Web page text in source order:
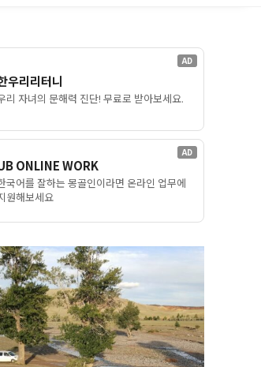
AD
우리리터니
리 자녀의 문해력 진단! 무료로 받아보세요.
AD
ONLINE WORK
국어를 잘하는 몽골인이라면 온라인 업무에
원해보세요